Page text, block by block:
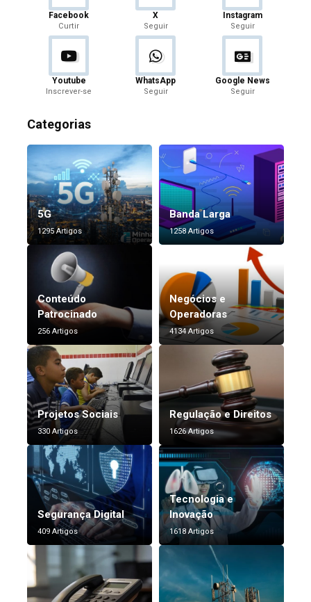
Facebook
Curtir
X
Seguir
Instagram
Seguir
Youtube
Inscrever-se
WhatsApp
Seguir
Google News
Seguir
Categorias
5G
1295 Artigos
Banda Larga
1258 Artigos
Conteúdo
Patrocinado
256 Artigos
Negócios e
Operadoras
4134 Artigos
Projetos Sociais
330 Artigos
Regulação e Direitos
1626 Artigos
Segurança Digital
409 Artigos
Tecnologia e
Inovação
1618 Artigos